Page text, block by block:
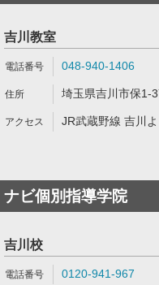
吉川教室
048-940-1406
埼玉県吉川市保1-
JR武蔵野線 吉川
ナビ個別指導学院
吉川校
0120-941-967